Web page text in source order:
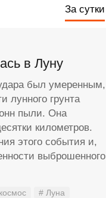
За сутки
в Луну
был умеренным,
лунного грунта
пыли. Она
километров.
этого события и,
выброшенного
# Луна